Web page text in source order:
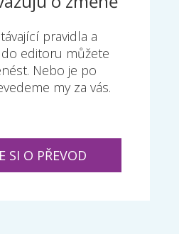
pravidla a
editoru můžete
Nebo je po
my za vás.
SI O PŘEVOD